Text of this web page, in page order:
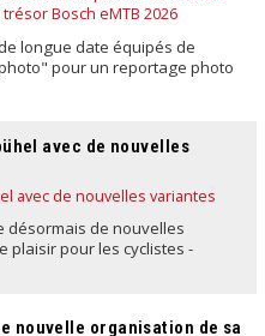
longue date équipés de
pour un reportage photo
avec de nouvelles
désormais de nouvelles
plaisir pour les cyclistes -
nouvelle organisation de sa